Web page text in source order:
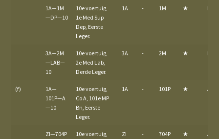
1A—1M
—DP—10
10e voertuig,
1e Med Sup
Dep, Eerste
Leger.
1A - 1M ★
3A—2M
—LAB—
10
10e voertuig,
2e Med Lab,
Derde Leger.
3A - 2M ★
(f)
1A—
101P—A
—10
10e voertuig,
Co A, 101e MP
Bn, Eerste
Leger.
1A - 101P ★ A
ZI—704P
10e voertuig,
ZI - 704P ★ A